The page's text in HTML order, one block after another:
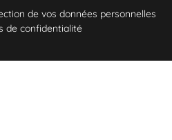
de vos données personnelles
de confidentialité